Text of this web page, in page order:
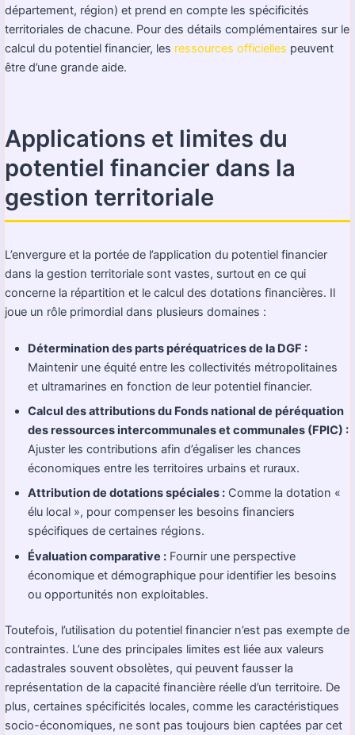
département, région) et prend en compte les spécificités
territoriales de chacune. Pour des détails complémentaires sur le
calcul du potentiel financier, les ressources officielles peuvent
être d’une grande aide.
Applications et limites du
potentiel financier dans la
gestion territoriale
L’envergure et la portée de l’application du potentiel financier
dans la gestion territoriale sont vastes, surtout en ce qui
concerne la répartition et le calcul des dotations financières. Il
joue un rôle primordial dans plusieurs domaines :
Détermination des parts péréquatrices de la DGF :
Maintenir une équité entre les collectivités métropolitaines
et ultramarines en fonction de leur potentiel financier.
Calcul des attributions du Fonds national de péréquation
des ressources intercommunales et communales (FPIC) :
Ajuster les contributions afin d’égaliser les chances
économiques entre les territoires urbains et ruraux.
Attribution de dotations spéciales : Comme la dotation «
élu local », pour compenser les besoins financiers
spécifiques de certaines régions.
Évaluation comparative : Fournir une perspective
économique et démographique pour identifier les besoins
ou opportunités non exploitables.
Toutefois, l’utilisation du potentiel financier n’est pas exempte de
contraintes. L’une des principales limites est liée aux valeurs
cadastrales souvent obsolètes, qui peuvent fausser la
représentation de la capacité financière réelle d’un territoire. De
plus, certaines spécificités locales, comme les caractéristiques
socio-économiques, ne sont pas toujours bien captées par cet